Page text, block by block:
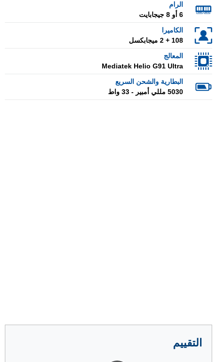
الرام
6 أو 8 جيجابايت
الكاميرا
108 + 2 ميجابكسل
المعالج
Mediatek Helio G91 Ultra
البطارية والشحن السريع
5030 مللي أمبير - 33 واط
التقييم